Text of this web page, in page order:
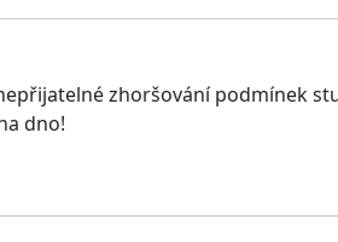
zhoršování podmínek
dno!